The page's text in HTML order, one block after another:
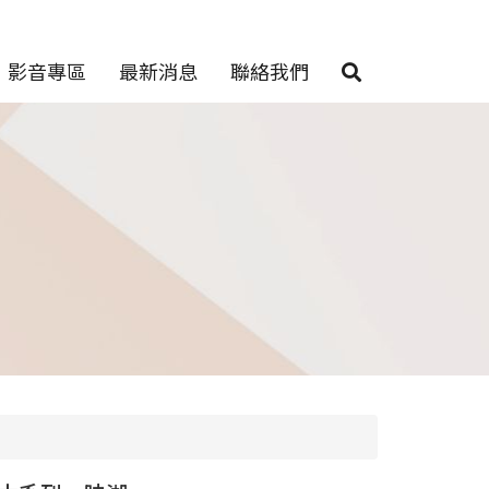
影音專區 最新消息 聯絡我們